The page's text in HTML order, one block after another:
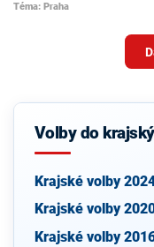
Téma: Praha
Volby do
Krajské volby
Krajské volby
Krajské volby